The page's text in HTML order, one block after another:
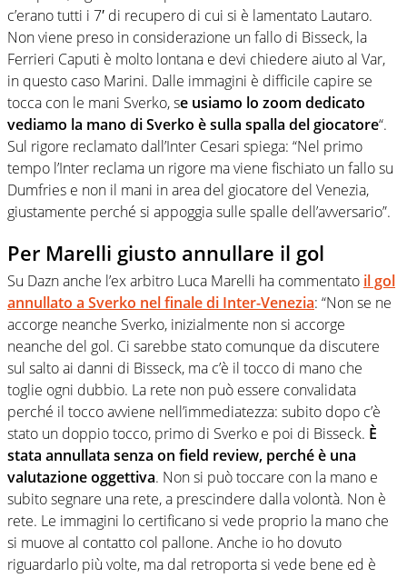
c’erano tutti i 7′ di recupero di cui si è lamentato Lautaro.
Non viene preso in considerazione un fallo di Bisseck, la
Ferrieri Caputi è molto lontana e devi chiedere aiuto al Var,
in questo caso Marini. Dalle immagini è difficile capire se
tocca con le mani Sverko, se usiamo lo zoom dedicato
vediamo la mano di Sverko è sulla spalla del giocatore“.
Sul rigore reclamato dall’Inter Cesari spiega: “Nel primo
tempo l’Inter reclama un rigore ma viene fischiato un fallo su
Dumfries e non il mani in area del giocatore del Venezia,
giustamente perché si appoggia sulle spalle dell’avversario”.
Per Marelli giusto annullare il gol
Su Dazn anche l’ex arbitro Luca Marelli ha commentato il gol
annullato a Sverko nel finale di Inter-Venezia: “Non se ne
accorge neanche Sverko, inizialmente non si accorge
neanche del gol. Ci sarebbe stato comunque da discutere
sul salto ai danni di Bisseck, ma c’è il tocco di mano che
toglie ogni dubbio. La rete non può essere convalidata
perché il tocco avviene nell’immediatezza: subito dopo c’è
stato un doppio tocco, primo di Sverko e poi di Bisseck. È
stata annullata senza on field review, perché è una
valutazione oggettiva. Non si può toccare con la mano e
subito segnare una rete, a prescindere dalla volontà. Non è
rete. Le immagini lo certificano si vede proprio la mano che
si muove al contatto col pallone. Anche io ho dovuto
riguardarlo più volte, ma dal retroporta si vede bene ed è